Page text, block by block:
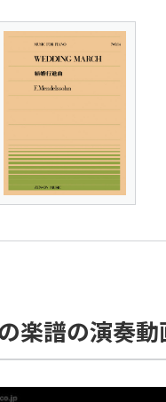
楽譜の演奏